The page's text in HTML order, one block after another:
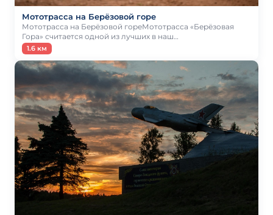
Мототрасса на Берёзовой горе
Мототрасса на Берёзовой гореМототрасса «Берёзовая
Гора» считается одной из лучших в наш…
1.6 км